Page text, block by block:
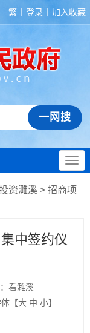
繁 登录 加入收藏
资濉溪 > 招商项
中签约仪
看濉溪
体【大 中 小】